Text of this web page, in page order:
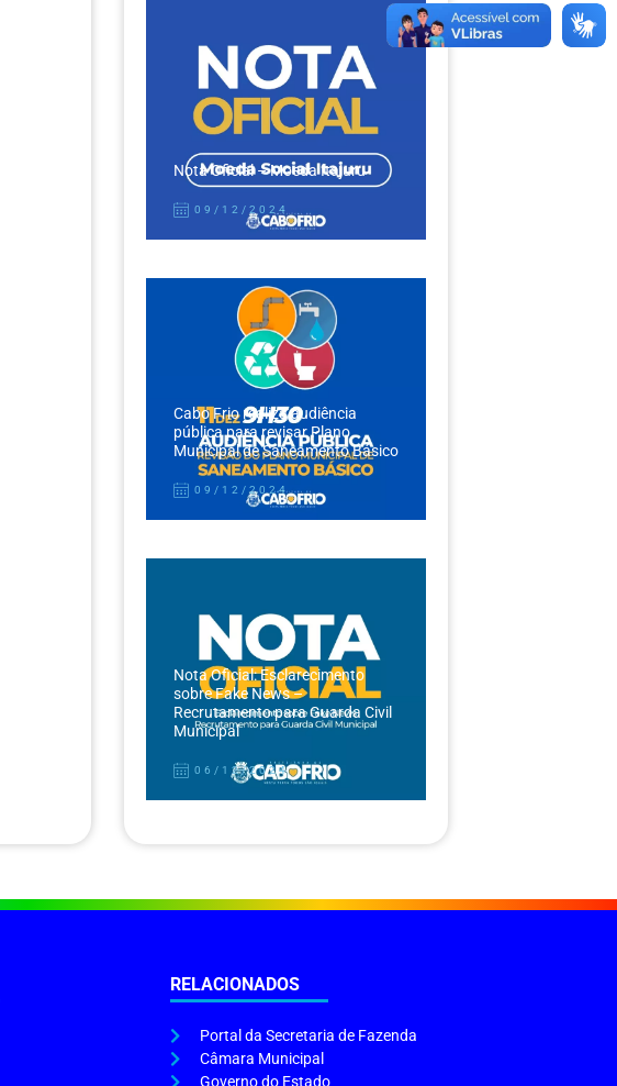
Nota Oficial – Moeda Itajuru
09/12/2024
Cabo Frio realiza audiência
pública para revisar Plano
Municipal de Saneamento Básico
09/12/2024
Nota Oficial: Esclarecimento
sobre Fake News –
Recrutamento para Guarda Civil
Municipal
06/12/2024
RELACIONADOS
Portal da Secretaria de Fazenda
Câmara Municipal
Governo do Estado